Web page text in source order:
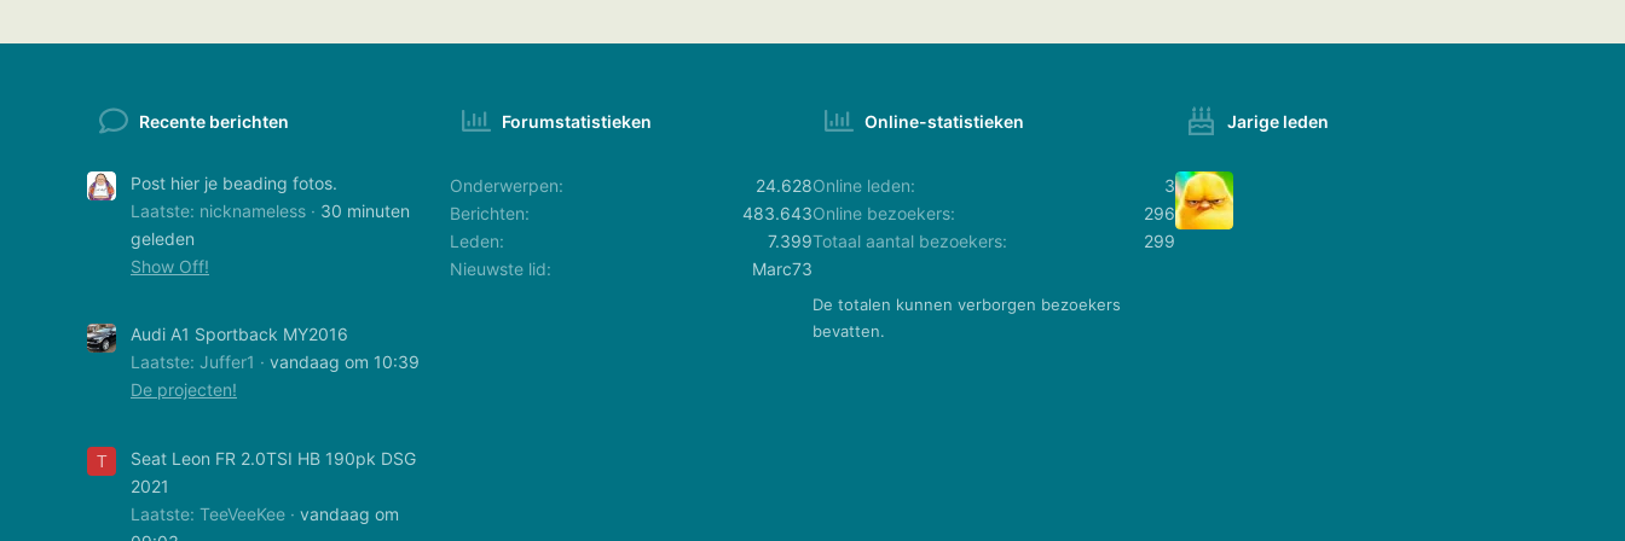
Recente berichten
Post hier je beading fotos.
Laatste: nicknameless
30 minuten
geleden
Show Off!
Audi A1 Sportback MY2016
Laatste: Juffer1
vandaag om 10:39
De projecten!
T
Seat Leon FR 2.0TSI HB 190pk DSG
2021
Laatste: TeeVeeKee
vandaag om
Forumstatistieken
Onderwerpen
24.628
Berichten
483.643
Leden
7.399
Nieuwste lid
Marc73
Online-statistieken
Online leden
3
Online bezoekers
296
Totaal aantal bezoekers
299
De totalen kunnen verborgen bezoekers
bevatten.
Jarige leden